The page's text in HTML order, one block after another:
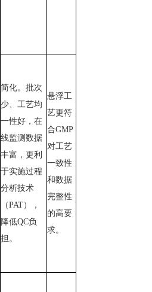
简化。批次
少、工艺均
一性好，在
线监测数据
丰富，更利
于实施过程
分析技术
（PAT），
降低QC负
担。
悬浮工
艺更符
合GMP
对工艺
一致性
和数据
完整性
的高要
求。